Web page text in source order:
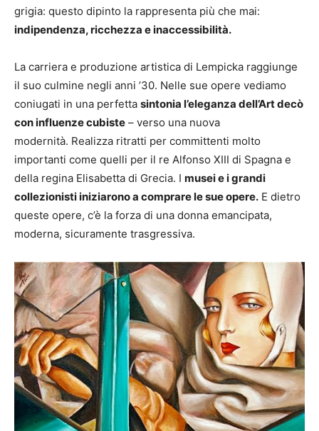
grigia: questo dipinto la rappresenta più che mai:
indipendenza, ricchezza e inaccessibilità.
La carriera e produzione artistica di Lempicka raggiunge
il suo culmine negli anni ’30. Nelle sue opere vediamo
coniugati in una perfetta sintonia l’eleganza dell’Art decò
con influenze cubiste – verso una nuova
modernità. Realizza ritratti per committenti molto
importanti come quelli per il re Alfonso XIII di Spagna e
della regina Elisabetta di Grecia. I musei e i grandi
collezionisti iniziarono a comprare le sue opere. E dietro
queste opere, c’è la forza di una donna emancipata,
moderna, sicuramente trasgressiva.